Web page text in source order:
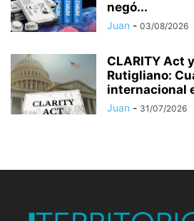
negó...
Juan - 03/08/2026
CLARITY Act
Rutigliano:
internacional
Juan - 31/07/2026